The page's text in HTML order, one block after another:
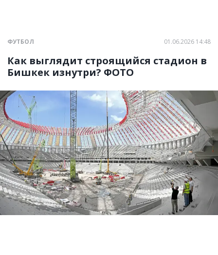
ФУТБОЛ 01.06.2026 14:48
Как выглядит строящийся стадион в
Бишкек изнутри? ФОТО